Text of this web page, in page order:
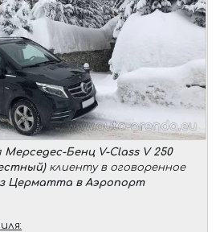
Мерседес-Бенц V-Class V 250
клиенту в оговоренное
Церматта в Аэропорт